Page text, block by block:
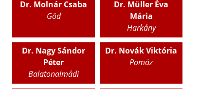
Dr. Molnár Csaba
Göd
Dr. Müller Éva
Mária
Harkány
Dr. Nagy Sándor
Péter
Balatonalmádi
Dr. Novák Viktória
Pomáz